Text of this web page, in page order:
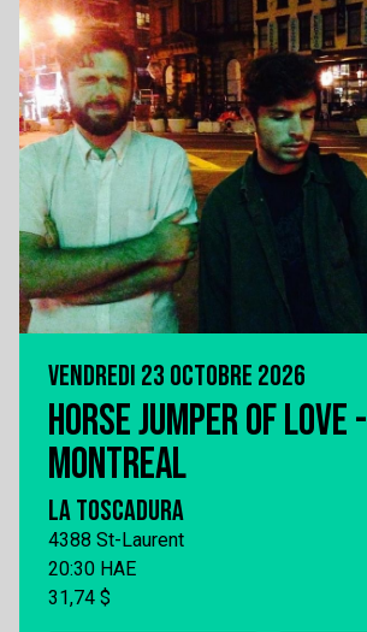
VENDREDI 23 OCTOBRE 2026
HORSE JUMPER OF LOVE -
MONTREAL
LA TOSCADURA
4388 St-Laurent
20:30 HAE
31,74 $